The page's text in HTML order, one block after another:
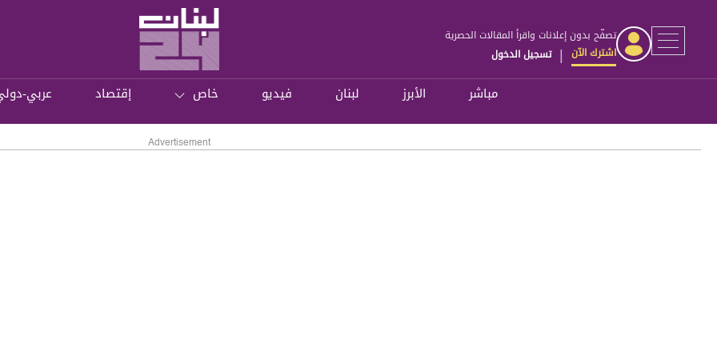
تصفّح بدون إعلانات واقرأ المقالات الحصرية
اشترك الآن | تسجيل الدخول
مباشر الأبرز لبنان فيديو خاص إقتصاد عربي-
Advertisement